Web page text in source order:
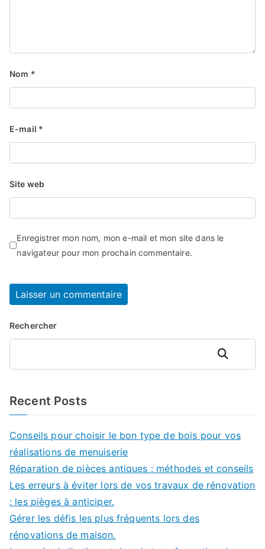
Nom *
E-mail *
Site web
Enregistrer mon nom, mon e-mail et mon site dans le
navigateur pour mon prochain commentaire.
Rechercher
Rechercher
Recent Posts
Conseils pour choisir le bon type de bois pour vos
réalisations de menuiserie
Réparation de pièces antiques : méthodes et conseils
Les erreurs à éviter lors de vos travaux de rénovation
: les pièges à anticiper.
Gérer les défis les plus fréquents lors des
rénovations de maison.